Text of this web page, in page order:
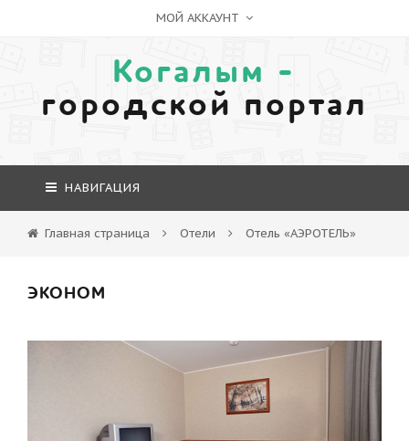
МОЙ АККАУНТ
Когалым -
городской портал
НАВИГАЦИЯ
Главная страница Отели Отель «АЭРОТЕЛЬ»
ЭКОНОМ